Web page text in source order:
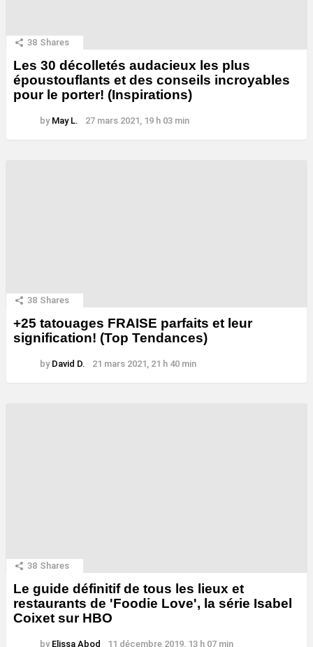
38 Shares
Les 30 décolletés audacieux les plus
époustouflants et des conseils incroyables
pour le porter! (Inspirations)
by May L. 27 mars 2021, 19 h 03 min
38 Shares
+25 tatouages ​​FRAISE parfaits et leur
signification! (Top Tendances)
by David D. 21 mars 2021, 21 h 40 min
38 Shares
Le guide définitif de tous les lieux et
restaurants de 'Foodie Love', la série Isabel
Coixet sur HBO
by Elissa Abod 11 décembre 2019, 13 h 07 min